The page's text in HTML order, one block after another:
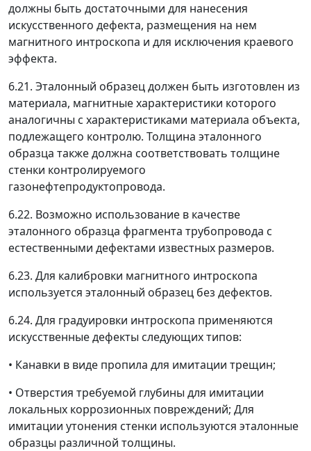
должны быть достаточными для нанесения
искусственного дефекта, размещения на нем
магнитного интроскопа и для исключения краевого
эффекта.
6.21. Эталонный образец должен быть изготовлен из
материала, магнитные характеристики которого
аналогичны с характеристиками материала объекта,
подлежащего контролю. Толщина эталонного
образца также должна соответствовать толщине
стенки контролируемого
газонефтепродуктопровода.
6.22. Возможно использование в качестве
эталонного образца фрагмента трубопровода с
естественными дефектами известных размеров.
6.23. Для калибровки магнитного интроскопа
используется эталонный образец без дефектов.
6.24. Для градуировки интроскопа применяются
искусственные дефекты следующих типов:
• Канавки в виде пропила для имитации трещин;
• Отверстия требуемой глубины для имитации
локальных коррозионных повреждений; Для
имитации утонения стенки используются эталонные
образцы различной толщины.